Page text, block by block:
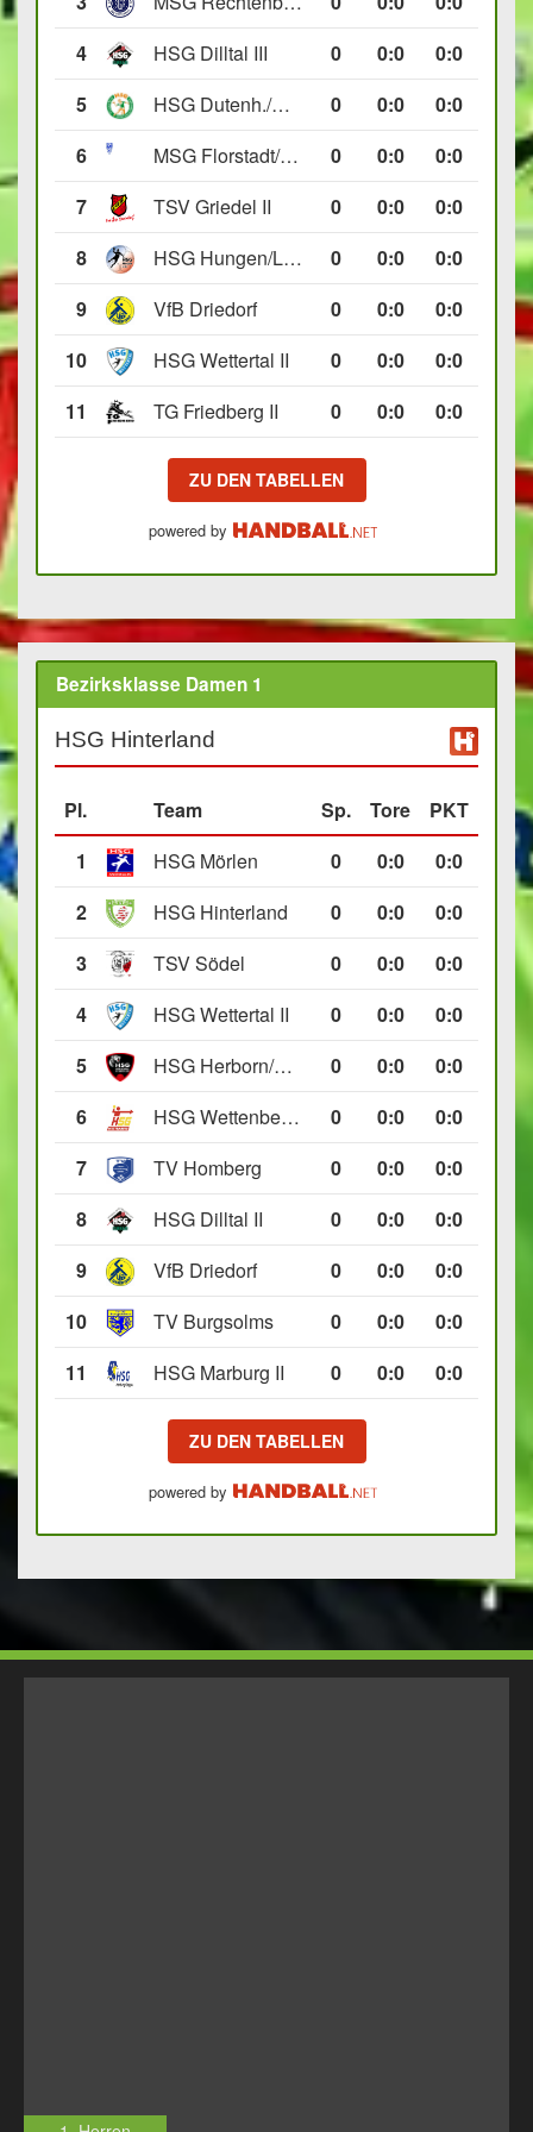
4
HSG Dilltal III 0 0:0
0:0
5
HSG Dutenh./Münchholzh. IV 0 0:0
0:0
6
MSG Florstadt/Gettenau II 0 0:0
0:0
7
TSV Griedel II 0 0:0
0:0
8
HSG Hungen/Lich II 0 0:0
0:0
9
VfB Driedorf 0 0:0
0:0
10
HSG Wettertal II 0 0:0
0:0
11
TG Friedberg II 0 0:0 0:0
ZU DEN TABELLEN
powered by
Bezirksklasse Damen 1
HSG Hinterland
Pl. Team Sp. Tore
PKT
1
HSG Mörlen 0 0:0
0:0
2
HSG Hinterland 0 0:0
0:0
3
TSV Södel 0 0:0
0:0
4
HSG Wettertal II 0 0:0
0:0
5
HSG Herborn/Seelbach 0 0:0
0:0
6
HSG Wettenberg III 0 0:0
0:0
7
TV Homberg 0 0:0
0:0
8
HSG Dilltal II 0 0:0
0:0
9
VfB Driedorf 0 0:0
0:0
10
TV Burgsolms 0 0:0
0:0
11
HSG Marburg II 0 0:0 0:0
ZU DEN TABELLEN
powered by